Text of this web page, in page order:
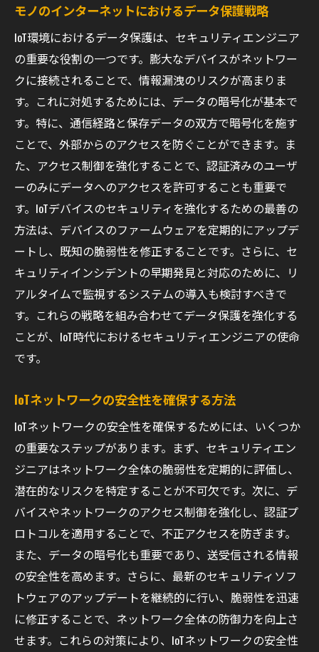
モノのインターネットにおけるデータ保護戦略
IoT環境におけるデータ保護は、セキュリティエンジニア
の重要な役割の一つです。膨大なデバイスがネットワー
クに接続されることで、情報漏洩のリスクが高まりま
す。これに対処するためには、データの暗号化が基本で
す。特に、通信経路と保存データの双方で暗号化を施す
ことで、外部からのアクセスを防ぐことができます。ま
た、アクセス制御を強化することで、認証済みのユーザ
ーのみにデータへのアクセスを許可することも重要で
す。IoTデバイスのセキュリティを強化するための最善の
方法は、デバイスのファームウェアを定期的にアップデ
ートし、既知の脆弱性を修正することです。さらに、セ
キュリティインシデントの早期発見と対応のために、リ
アルタイムで監視するシステムの導入も検討すべきで
す。これらの戦略を組み合わせてデータ保護を強化する
ことが、IoT時代におけるセキュリティエンジニアの使命
です。
IoTネットワークの安全性を確保する方法
IoTネットワークの安全性を確保するためには、いくつか
の重要なステップがあります。まず、セキュリティエン
ジニアはネットワーク全体の脆弱性を定期的に評価し、
潜在的なリスクを特定することが不可欠です。次に、デ
バイスやネットワークのアクセス制御を強化し、認証プ
ロトコルを適用することで、不正アクセスを防ぎます。
また、データの暗号化も重要であり、送受信される情報
の安全性を高めます。さらに、最新のセキュリティソフ
トウェアのアップデートを継続的に行い、脆弱性を迅速
に修正することで、ネットワーク全体の防御力を向上さ
せます。これらの対策により、IoTネットワークの安全性